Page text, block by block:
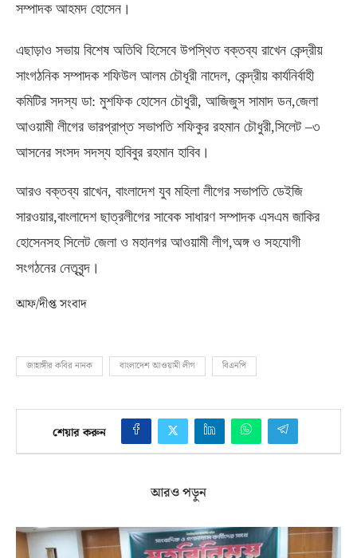
সম্পাদক আহমদ হোসেন।
এছাড়াও সভায় বিশেষ অতিথি হিসেবে উপস্থিত বক্তব্য রাখেন কেন্দ্রীয়
সাংগঠনিক সম্পাদক শফিউল আলম চৌধূরী নাদেল, কেন্দ্রীয় কার্যনির্বাহী
কমিটির সদস্য ডা: মুশফিক হোসেন চৌধুরী, আজিজুস সামাদ ডন,জেলা
আওয়ামী লীগের ভারপ্রাপ্ত সভাপতি শফিকুর রহমান চৌধুরী,সিলেট –৩
আসনের সংসদ সদস্য হাবিবুর রহমান হাবিব।
আরও বক্তব্য রাখেন, বাংলাদেশ যুব মহিলা লীগের সভাপতি ডেইজি
সারওয়ার,বাংলাদেশ ছাত্রলীগের সাবেক সাধারণ সম্পাদক এসএম জাকির
হোসেনসহ সিলেট জেলা ও মহানগর আওয়ামী লীগ,অঙ্গ ও সহযোগী
সংগঠনের নেতৃবৃন্দ।
আফ/দীপ্ত সংবাদ
জাহাঙ্গীর কবির নানক বাংলাদেশ আওয়ামী লীগ বিএনপি
শেয়ার করুন
আরও পড়ুন